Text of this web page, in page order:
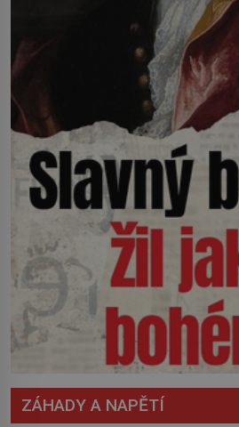
ZÁHADY A NAPĚTÍ